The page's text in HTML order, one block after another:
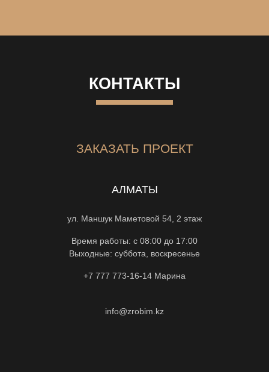
КОНТАКТЫ
ЗАКАЗАТЬ ПРОЕКТ
АЛМАТЫ
ул. Маншук Маметовой 54, 2 этаж
Время работы: с 08:00 до 17:00
Выходные: суббота, воскресенье
+7 777 773-16-14 Марина
info@zrobim.kz